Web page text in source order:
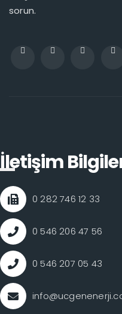
sorun.
İletişim
0 282 746 12 33
0 546 206 47 56
0 546 207 05 43